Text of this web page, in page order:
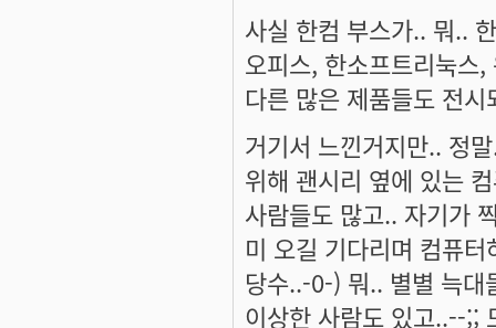
사실 한컴 부스가.. 뭐..
오피스, 한소프트리눅스
다른 많은 제품들도 전
거기서 느낀거지만.. 정
위해 괜시리 옆에 있는
사람들도 많고.. 자기가
미 오길 기다리며 컴퓨
당수..-0-) 뭐.. 별별 늑대
이상한 사람도 있고..--;;